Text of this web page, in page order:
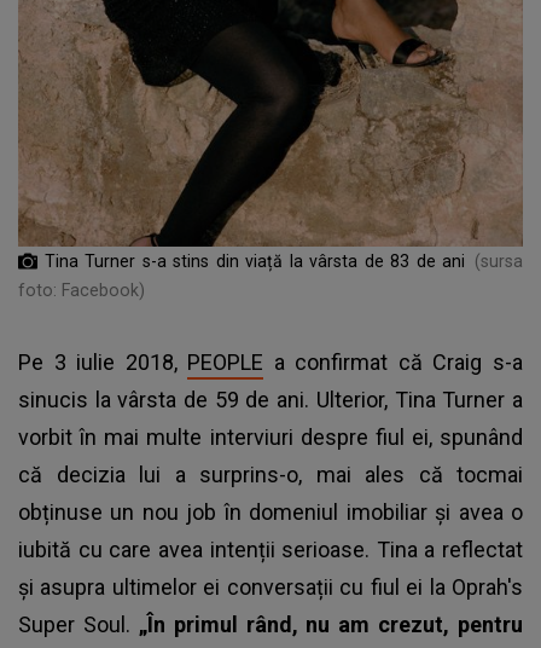
Tina Turner s-a stins din viață la vârsta de 83 de ani
(sursa
foto: Facebook)
Pe 3 iulie 2018, PEOPLE a confirmat că Craig s-a
sinucis la vârsta de 59 de ani. Ulterior, Tina Turner a
vorbit în mai multe interviuri despre fiul ei, spunând
că decizia lui a surprins-o, mai ales că tocmai
obținuse un nou job în domeniul imobiliar și avea o
iubită cu care avea intenții serioase. Tina a reflectat
și asupra ultimelor ei conversații cu fiul ei la Oprah's
Super Soul. „În primul rând, nu am crezut, pentru